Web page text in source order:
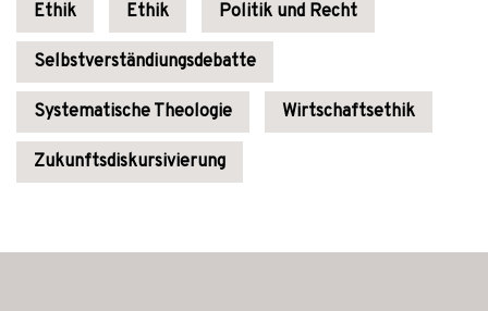
Ethik Ethik Politik und Recht
Selbstverständiungsdebatte
Systematische Theologie Wirtschaftsethik
Zukunftsdiskursivierung